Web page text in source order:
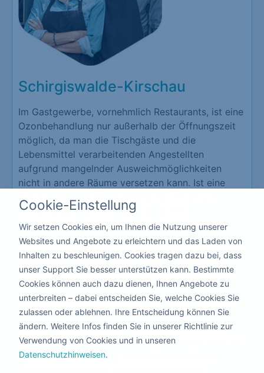
Schirgiswalde-Kirschau
Im Gastgewerbe, vornehmlich Restaurants, ist eine
Ozonbehandlung nur außerhalb der Öffnungszeit
möglich, da man die Tischgäste und die
Lebensmittel verarbeitenden Angestellten
aufgrund mangelnder Ausweichmöglichkeiten
nicht in andere Räume versetzen kann. Ist eine
wünschenswert, bietet sich die Corona
Desinfektion in Schirgiswalde-Kirschau mit
Sprühmitteln an.´
Vorteile der Desinfektion in der Gastronomie
Schutz Ihrer Mitarbeiter und Kunden
Erzeugt eine hohe Vertrauensbasis
Schützt vor der Schließung Ihrer
Gastronomie
Da hier keiner die Räume verlassen muss, kann die
Corona Desinfizierung mit giftfreien flüssigen
Cookie-Einstellung
Wir setzen Cookies ein, um Ihnen die Nutzung unserer
Websites und Angebote zu erleichtern und das Laden von
Inhalten zu beschleunigen. Cookies tragen dazu bei, dass
unser Support Sie besser unterstützen kann. Bestimmte
Cookies können auch dazu dienen, Ihnen Angebote zu
unterbreiten – dabei entscheiden Sie, welche Cookies Sie
zulassen oder ablehnen. Ihre Entscheidung können Sie
ändern. Weitere Infos finden Sie in unserer Richtlinie zur
Verwendung von Cookies und in unseren
Datenschutzhinweisen.